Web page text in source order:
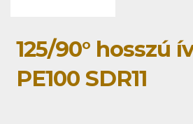
125/90° hosszú
PE100 SDR11